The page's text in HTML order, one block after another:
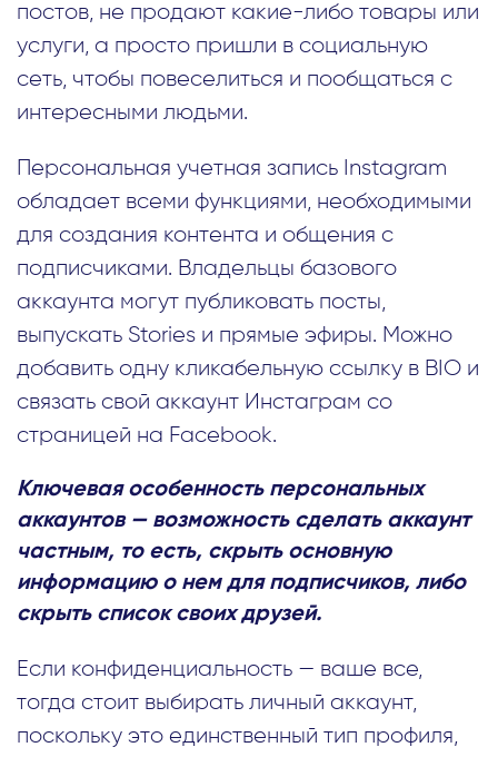
постов, не продают какие-либо товары или
услуги, а просто пришли в социальную
сеть, чтобы повеселиться и пообщаться с
интересными людьми.
Персональная учетная запись Instagram
обладает всеми функциями, необходимыми
для создания контента и общения с
подписчиками. Владельцы базового
аккаунта могут публиковать посты,
выпускать Stories и прямые эфиры. Можно
добавить одну кликабельную ссылку в BIO и
связать свой аккаунт Инстаграм со
страницей на Facebook.
Ключевая особенность персональных
аккаунтов — возможность сделать аккаунт
частным, то есть, скрыть основную
информацию о нем для подписчиков, либо
скрыть список своих друзей.
Если конфиденциальность — ваше все,
тогда стоит выбирать личный аккаунт,
поскольку это единственный тип профиля,